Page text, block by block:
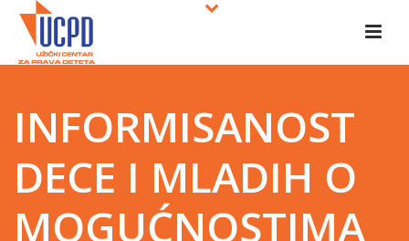
INFORMISANOST
DECE I MLADIH O
MOGUĆNOSTIMA